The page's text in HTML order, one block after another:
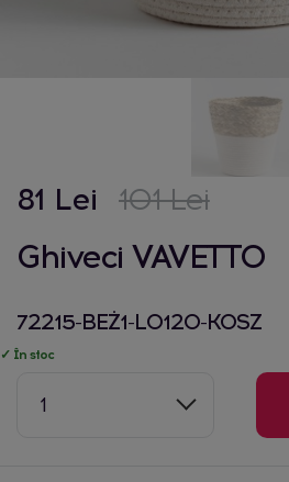
81 Lei 101 Lei
Ghiveci VAVETTO
72215-BEŻ1-L0120-KOSZ
✓ În stoc
1